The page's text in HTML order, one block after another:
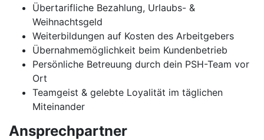
Übertarifliche Bezahlung, Urlaubs- &
Weihnachtsgeld
Weiterbildungen auf Kosten des Arbeitgebers
Übernahmemöglichkeit beim Kundenbetrieb
Persönliche Betreuung durch dein PSH-Team vor
Ort
Teamgeist & gelebte Loyalität im täglichen
Miteinander
Ansprechpartner